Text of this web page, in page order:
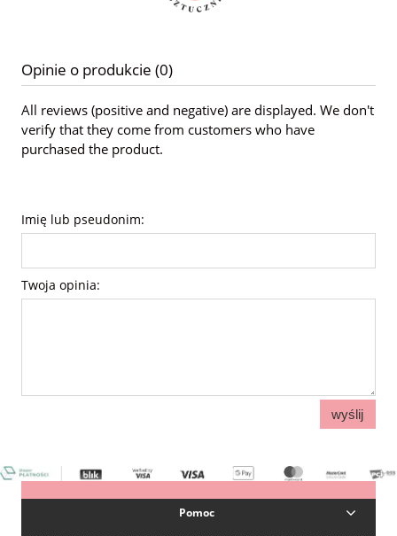
Opinie o produkcie (0)
All reviews (positive and negative) are displayed. We don't
verify that they come from customers who have
purchased the product.
Imię lub pseudonim:
Twoja opinia:
wyślij
Pomoc